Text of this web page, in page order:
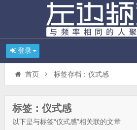
登录
首页 标签存档：仪式感
标签：仪式感
以下是与标签“仪式感”相关联的文章